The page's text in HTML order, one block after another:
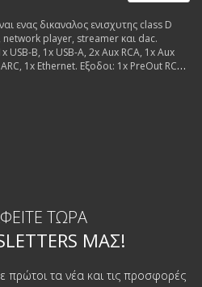
ενας δικαναλος ενισχυτης class D
network player, streamer και dac.
USB-B, 1x USB-A, 2x Aux RCA, 1x Aux
1x Ethernet. Εξοδοι: 1x PreOut RCA,
ΤΏΡΑ
ΜΑΣ!
πρώτοι τα νέα και τις προσφορές